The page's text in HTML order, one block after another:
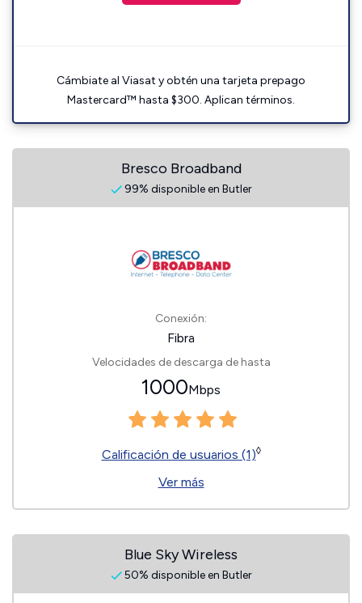
Cámbiate al Viasat y obtén una tarjeta prepago
Mastercard™ hasta $300. Aplican términos.
Bresco Broadband
99% disponible en Butler
Conexión:
Fibra
Velocidades de descarga de hasta
1000Mbps
Calificación de usuarios (1)◊
Ver más
Blue Sky Wireless
50% disponible en Butler